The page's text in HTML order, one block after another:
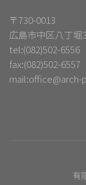
〒730-0013
広島市中区八丁堀
tel:(082)502-6556
fax:(082)502-6557
mail:office@arch-
有